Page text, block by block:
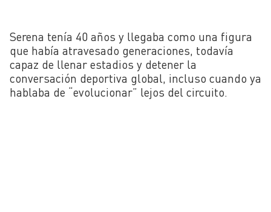
Serena tenía 40 años y llegaba como una figura
que había atravesado generaciones, todavía
capaz de llenar estadios y detener la
conversación deportiva global, incluso cuando ya
hablaba de “evolucionar” lejos del circuito.